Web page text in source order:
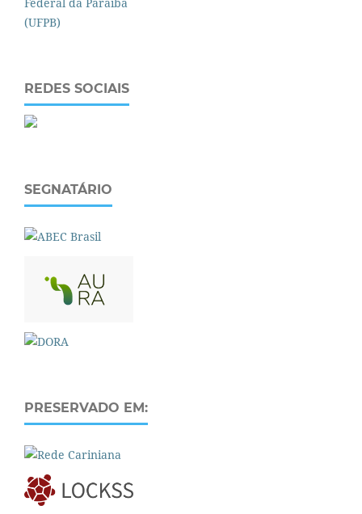
REDES SOCIAIS
SEGNATÁRIO
PRESERVADO EM: